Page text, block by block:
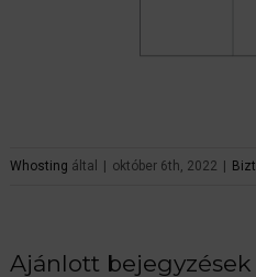
Whosting által október 6th, 2022
Ajánlott bejegyzések